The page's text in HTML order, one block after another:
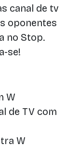
canal de tv
oponentes
no Stop.
se!
W
de TV com
W